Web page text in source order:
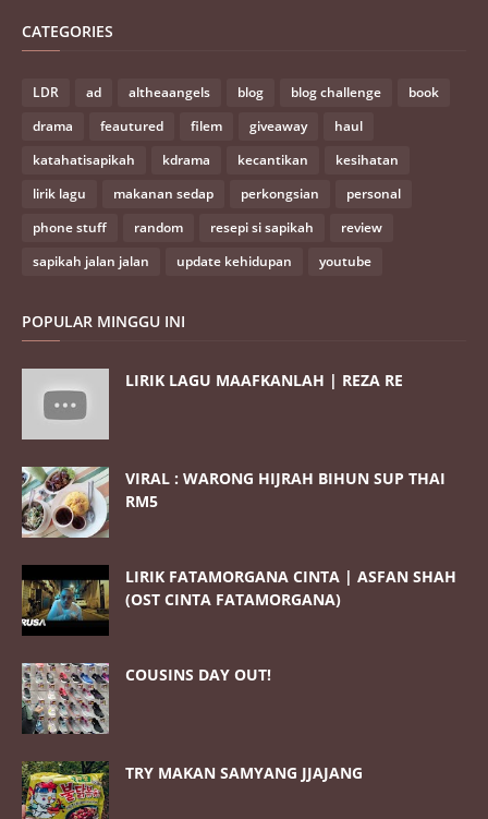
CATEGORIES
LDR ad altheaangels blog blog challenge
book
drama
feautured filem giveaway
haul
katahatisapikah
kdrama kecantikan
kesihatan
lirik lagu
makanan sedap perkongsian
personal
phone stuff
random resepi si sapikah
review
sapikah jalan jalan
update kehidupan youtube
POPULAR MINGGU INI
LIRIK LAGU MAAFKANLAH | REZA RE
VIRAL : WARONG HIJRAH BIHUN SUP THAI
RM5
LIRIK FATAMORGANA CINTA | ASFAN SHAH
(OST CINTA FATAMORGANA)
COUSINS DAY OUT!
TRY MAKAN SAMYANG JJAJANG